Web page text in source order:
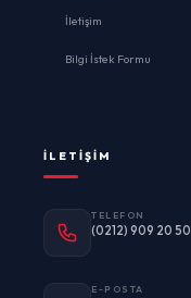
İletişim
Bilgi İstek Formu
İLETIŞIM
TELEFON
(0212) 909 20 50
E-POSTA